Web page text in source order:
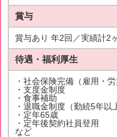
賞与
賞与あり 年2回／実績計2
待遇・福利厚生
・社会保険完備（雇用・
・支度金制度
・食事補助
・退職金制度（勤続5年以
・定年65歳
・定年後契約社員登用
など